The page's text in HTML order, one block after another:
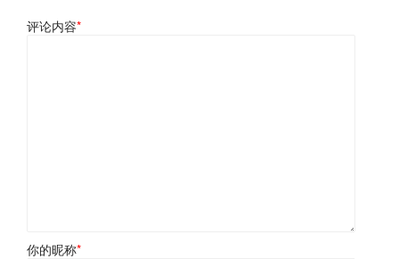
评论内容*
你的昵称*